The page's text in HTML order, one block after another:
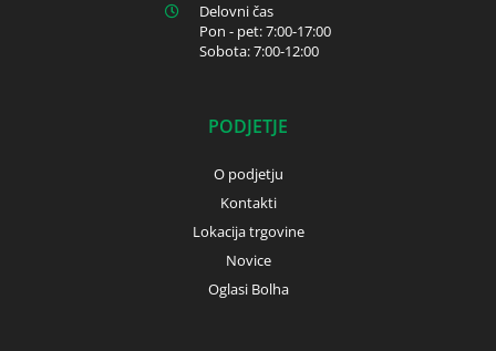
Delovni čas
Pon - pet: 7:00-17:00
Sobota: 7:00-12:00
PODJETJE
O podjetju
Kontakti
Lokacija trgovine
Novice
Oglasi Bolha